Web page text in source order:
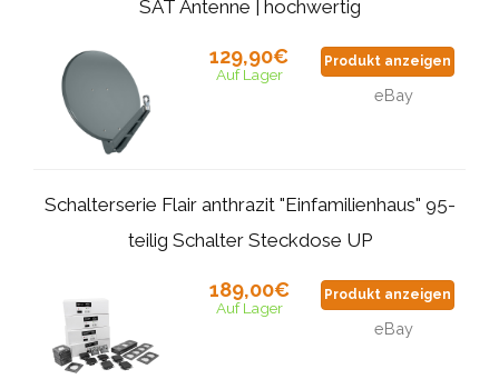
SAT Antenne | hochwertig
129,90€
Auf Lager
Produkt anzeigen
eBay
Schalterserie Flair anthrazit "Einfamilienhaus" 95-
teilig Schalter Steckdose UP
189,00€
Auf Lager
Produkt anzeigen
eBay